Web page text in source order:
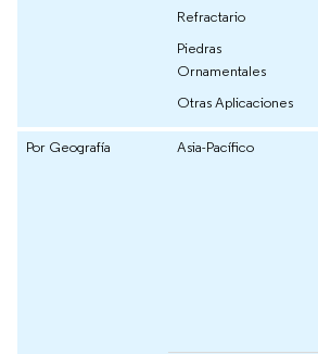
Refractario
Piedras
Ornamentales
Otras Aplicaciones
Por Geografía Asia-Pacífico